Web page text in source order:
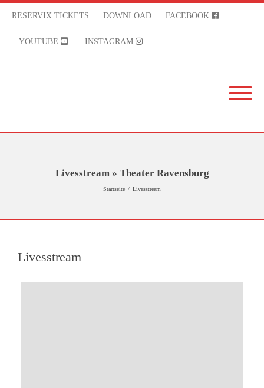
RESERVIX TICKETS DOWNLOAD FACEBOOK
YOUTUBE INSTAGRAM
Livesstream » Theater Ravensburg
Startseite / Livesstream
Livesstream